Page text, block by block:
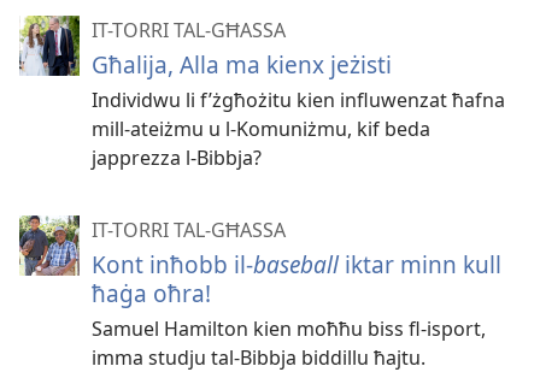
IT-TORRI TAL-GĦASSA
Għalija, Alla ma kienx jeżisti
Individwu li f’żgħożitu kien influwenzat ħafna
mill-​ateiżmu u l-​Komuniżmu, kif beda
japprezza l-​Bibbja?
IT-TORRI TAL-GĦASSA
Kont inħobb il-​baseballiktar minn kull
ħaġa oħra!
Samuel Hamilton kien moħħu biss fl-​isport,
imma studju tal-​Bibbja biddillu ħajtu.